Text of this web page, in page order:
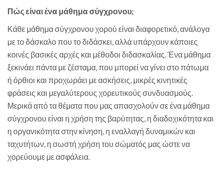
Πώς είναι ένα μάθημα σύγχρονου;
Κάθε μάθημα σύγχρονου χορού είναι διαφορετικό, ανάλογα
με το δάσκαλο που το διδάσκει, αλλά υπάρχουν κάποιες
κοινές βασικές αρχές και μέθοδοι διδασκαλίας. Ένα μάθημα
ξεκινάει πάντα με ζέσταμα, που μπορεί να γίνει στο πάτωμα
ή όρθιοι και προχωράει με ασκήσεις, μικρές κινητικές
φράσεις και μεγαλύτερους χορευτικούς συνδυασμούς.
Μερικά από τα θέματα που μας απασχολούν σε ένα μάθημα
σύγχρονου είναι η χρήση της βαρύτητας, η διαδοχικότητα και
η οργανικότητα στην κίνηση, η εναλλαγή δυναμικών και
ταχυτήτων, η σωστή χρήση του σώματός μας ώστε να
χορεύουμε με ασφάλεια.